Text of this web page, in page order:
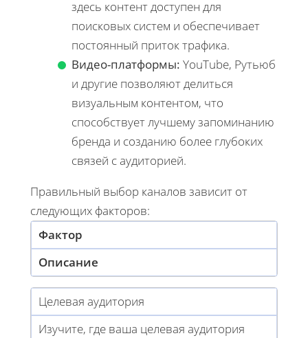
здесь контент доступен для
поисковых систем и обеспечивает
постоянный приток трафика.
Видео-платформы: YouTube, Рутьюб
и другие позволяют делиться
визуальным контентом, что
способствует лучшему запоминанию
бренда и созданию более глубоких
связей с аудиторией.
Правильный выбор каналов зависит от
следующих факторов:
Фактор
Описание
Целевая аудитория
Изучите, где ваша целевая аудитория